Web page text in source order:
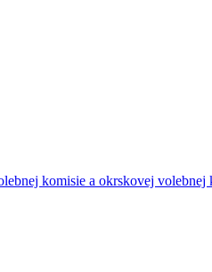
komisie a okrskovej volebnej